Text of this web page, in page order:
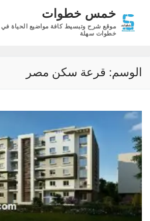
المحتوى
خمس خطوات
موقع شرح وتبسيط كافة مواضيع الحياة في
خطوات سهلة
الوسم: قرعة سكن مصر